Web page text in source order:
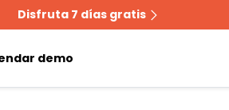
Disfruta 7 días gratis
demo